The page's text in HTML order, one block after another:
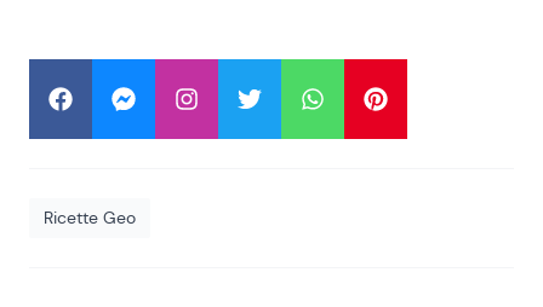
Ricette Geo